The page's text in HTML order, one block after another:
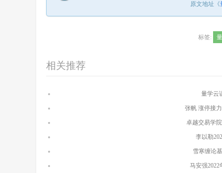
原文地址《
标签:
相关推荐
量学云
张帆 涨停接
卓越交易学
李以勒
雪寒缠论
马安强